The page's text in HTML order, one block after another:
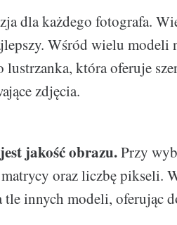
dla każdego fotografa.
Wśród wielu modeli
lustrzanka, która oferuje
zdjęcia.
jakość obrazu.Przy
oraz liczbę pikseli.
innych modeli, oferując